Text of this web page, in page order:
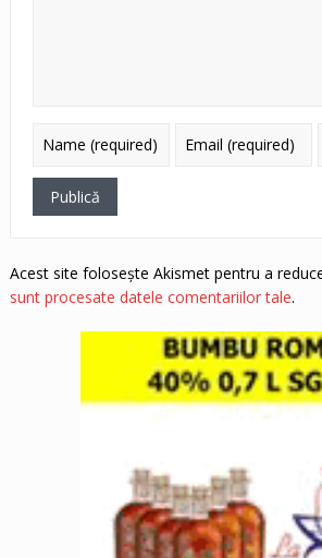
Acest site folosește Akismet pentru a
sunt procesate datele comentariilor tale.